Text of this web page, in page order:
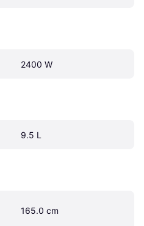
2400 W
9.5 L
165.0 cm